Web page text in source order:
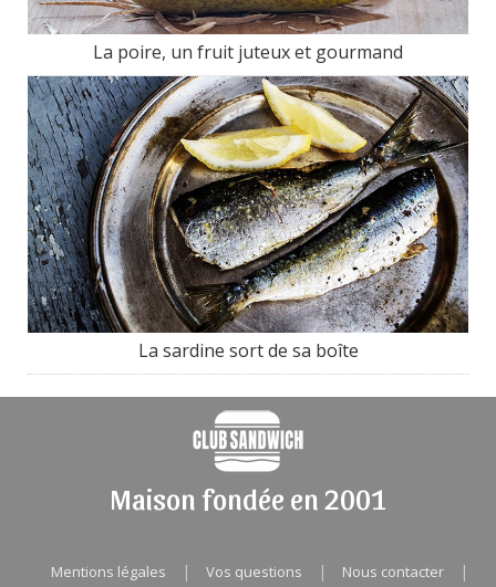
La poire, un fruit juteux et gourmand
La sardine sort de sa boîte
Maison fondée en 2001
Mentions légales | Vos questions | Nous contacter |